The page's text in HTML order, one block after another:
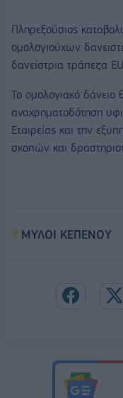
Πληρεξούσιος
ομολογιούχων
δανείστρια τράπεζα
Το ομολογιακό δάνειο
αναχρηματοδότηση
Εταιρείας και την
σκοπών και
ΜΥΛΟΙ ΚΕΠΕΝΟΥ